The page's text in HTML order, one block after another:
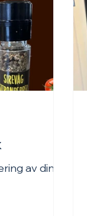
av dine